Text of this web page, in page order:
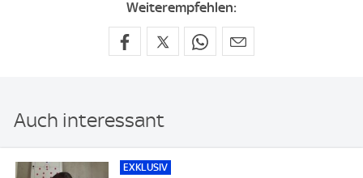
Weiterempfehlen:
Auch interessant
EXKLUSIV